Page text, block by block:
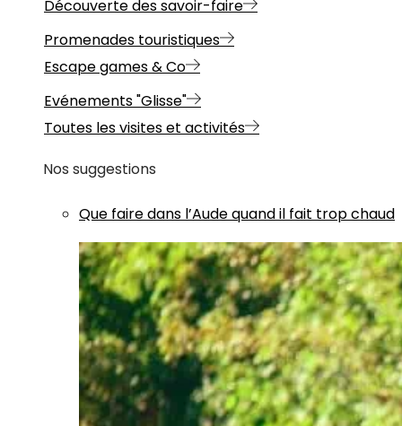
Découverte des savoir-faire
Promenades touristiques
Escape games & Co
Evénements "Glisse"
Toutes les visites et activités
Nos suggestions
Que faire dans l’Aude quand il fait trop chaud